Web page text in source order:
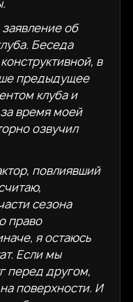
об
Беседа
в
предыдущее
клуба и
время моей
озвучил
повлиявший
сезона
право
я остаюсь
Если мы
перед другом,
поверхности. И